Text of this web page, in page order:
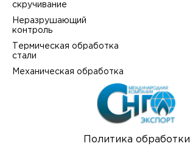
Политика обработки
скручивание
Неразрушающий
контроль
Термическая обработка
стали
Механическая обработка